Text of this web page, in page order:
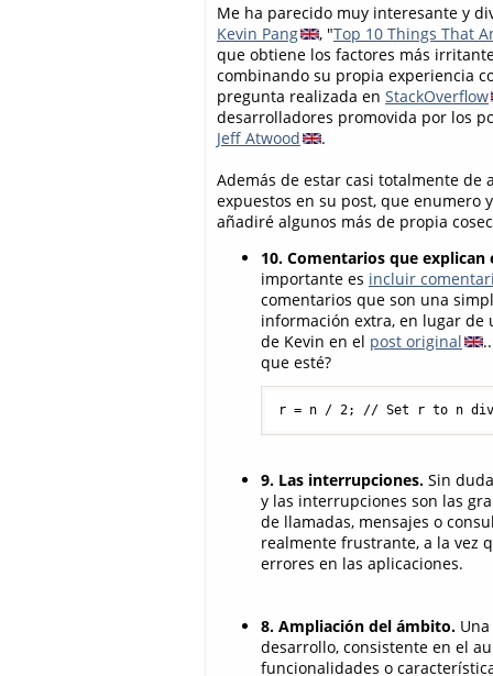
Me ha parecido muy interesante y
Kevin Pang
, "Top 10 Things That
que obtiene los factores más
combinando su propia experiencia
pregunta realizada en StackOverflow
desarrolladores promovida por los
Jeff Atwood
.
Además de estar casi totalmente de
expuestos en su post, que enumero
añadiré algunos más de propia
10. Comentarios que
importante es incluir
comentarios que son una
información extra, en lugar de
de Kevin en el post original
que esté?
r = n / 2; // Set r to n
9. Las interrupciones. Sin
y las interrupciones son las
de llamadas, mensajes o
realmente frustrante, a la vez
errores en las aplicaciones.
8. Ampliación del ámbito.
desarrollo, consistente en el
funcionalidades o